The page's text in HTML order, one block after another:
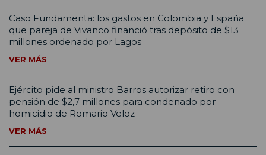
Caso Fundamenta: los gastos en Colombia y España
que pareja de Vivanco financió tras depósito de $13
millones ordenado por Lagos
VER MÁS
Ejército pide al ministro Barros autorizar retiro con
pensión de $2,7 millones para condenado por
homicidio de Romario Veloz
VER MÁS